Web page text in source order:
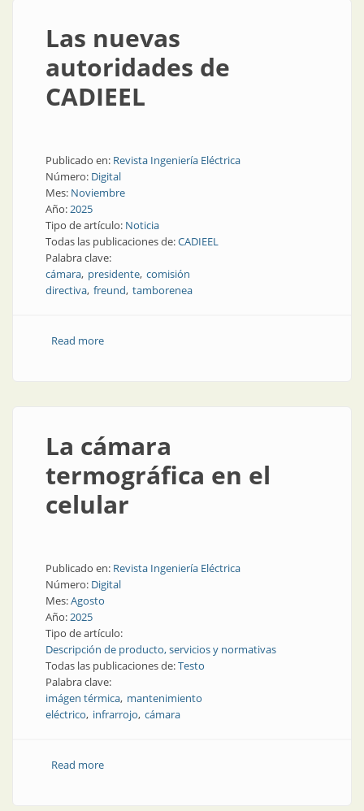
Las nuevas
autoridades de
CADIEEL
Publicado en: Revista Ingeniería Eléctrica
Número: Digital
Mes: Noviembre
Año:2025
Tipo de artículo: Noticia
Todas las publicaciones de:CADIEEL
Palabra clave:
cámara presidente comisión
directiva freund tamborenea
Read moreabout Las nuevas autoridades de CADIEEL
La cámara
termográfica en el
celular
Publicado en: Revista Ingeniería Eléctrica
Número: Digital
Mes:Agosto
Año:2025
Tipo de artículo:
Descripción de producto, servicios y normativas
Todas las publicaciones de:Testo
Palabra clave:
imágen térmica mantenimiento
eléctrico infrarrojo cámara
Read moreabout La cámara termográfica en el celular